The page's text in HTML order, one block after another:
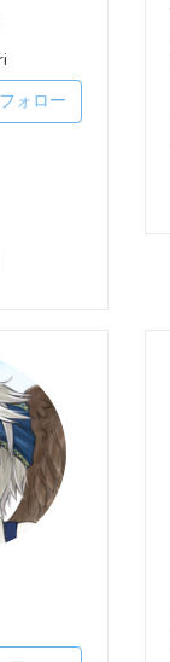
フォロー